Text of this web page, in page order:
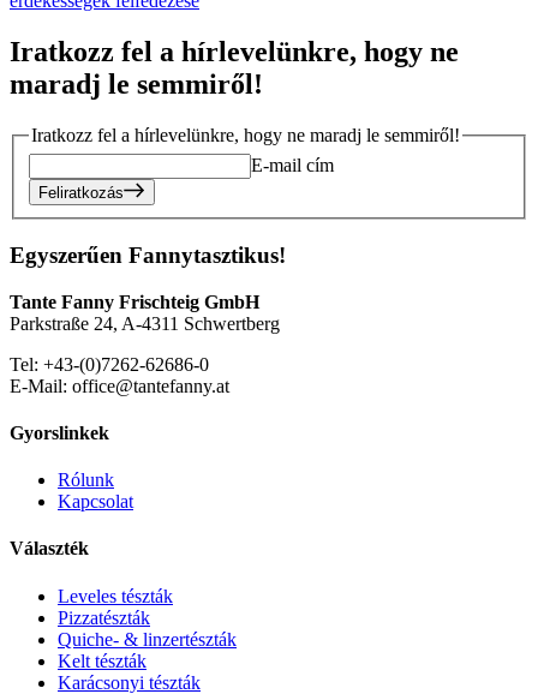
Iratkozz fel a hírlevelünkre, hogy ne
maradj le semmiről!
Iratkozz fel a hírlevelünkre, hogy ne maradj le semmiről!
E-mail cím
Feliratkozás
Egyszerűen Fannytasztikus!
Tante Fanny Frischteig GmbH
Parkstraße 24, A-4311 Schwertberg
Tel: +43-(0)7262-62686-0
E-Mail: office@tantefanny.at
Gyorslinkek
Rólunk
Kapcsolat
Választék
Leveles tészták
Pizzatészták
Quiche- & linzertészták
Kelt tészták
Karácsonyi tészták